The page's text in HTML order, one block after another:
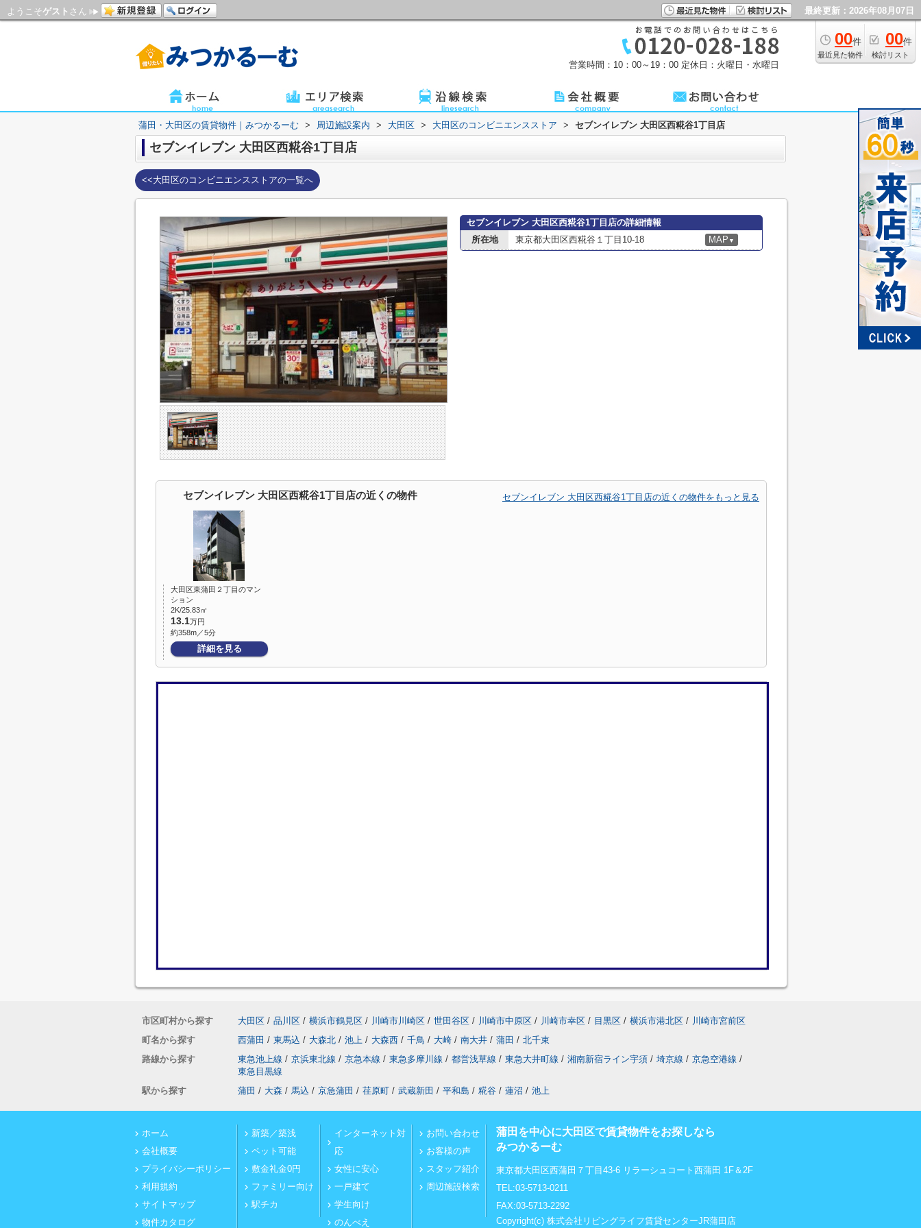
ようこそゲスト さん 最終更新：2026年08月07日
00件
最近見た物件
00件
検討リスト
営業時間：10：00～19：00 定休日：火曜日・水曜日
蒲田・大田区の賃貸物件｜みつかるーむ > 周辺施設案内 > 大田区 > 大田区のコンビニエンスストア > セブンイレブン 大田区西糀谷1丁目店
セブンイレブン 大田区西糀谷1丁目店
<<大田区のコンビニエンスストアの一覧へ
セブンイレブン 大田区西糀谷1丁目店の詳細情報
所在地
東京都大田区西糀谷１丁目10-18 MAP ▼
セブンイレブン 大田区西糀谷1丁目店の近くの物件 セブンイレブン 大田区西糀谷1丁目店の近くの物件をもっと見る
大田区東蒲田２丁目のマン
ション
2K/25.83㎡
13.1万円
約358m／5分
詳細を見る
市区町村から探す 大田区 / 品川区 / 横浜市鶴見区 / 川崎市川崎区 / 世田谷区 / 川崎市中原区 / 川崎市幸区 / 目黒区 / 横浜市港北区 / 川崎市宮前区
町名から探す
西蒲田 / 東馬込 / 大森北 / 池上 / 大森西 / 千鳥 / 大崎 / 南大井 / 蒲田 / 北千束
路線から探す
東急池上線 / 京浜東北線 / 京急本線 / 東急多摩川線 / 都営浅草線 / 東急大井町線 / 湘南新宿ライン宇須 / 埼京線 / 京急空港線 /
東急目黒線
駅から探す
蒲田 / 大森 / 馬込 / 京急蒲田 / 荏原町 / 武蔵新田 / 平和島 / 糀谷 / 蓮沼 / 池上
ホーム
会社概要
プライバシーポリシー
利用規約
サイトマップ
物件カタログ
新築／築浅
ペット可能
敷金礼金0円
ファミリー向け
駅チカ
インターネット対
応
女性に安心
一戸建て
学生向け
のんべえ
お問い合わせ
お客様の声
スタッフ紹介
周辺施設検索
蒲田を中心に大田区で賃貸物件をお探しなら
みつかるーむ
東京都大田区西蒲田７丁目43-6 リラーシュコート西蒲田 1F＆2F
TEL:03-5713-0211
FAX:03-5713-2292
Copyright(c) 株式会社リビングライフ賃貸センターJR蒲田店